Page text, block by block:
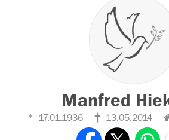
Manfred
17.01.1936 13.05.2014